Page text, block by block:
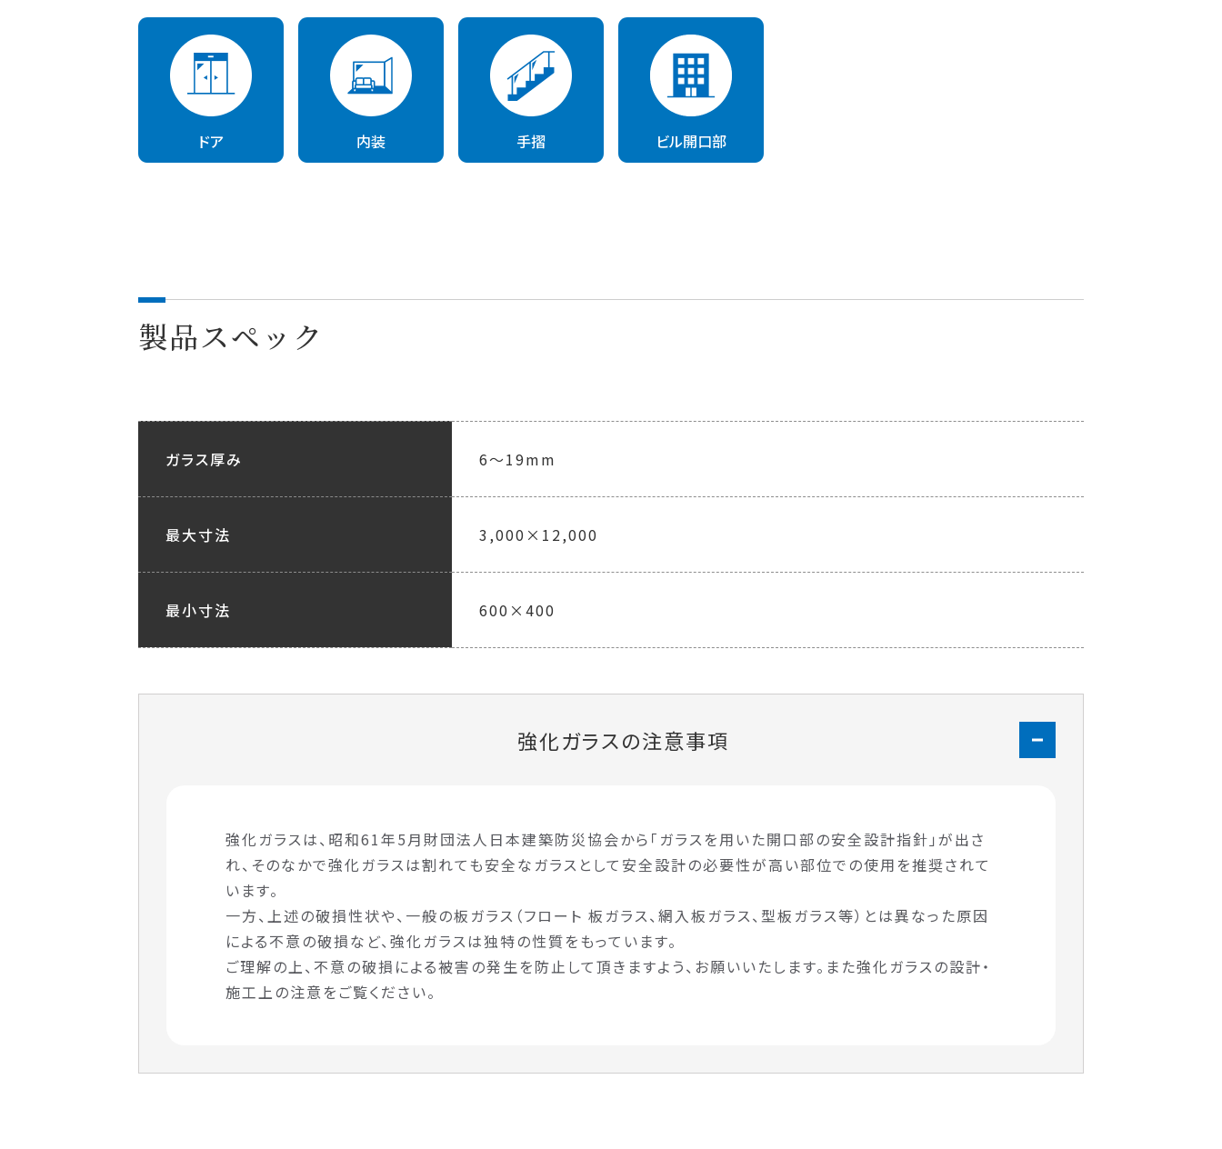
ドア 内装 手摺 ビル開口部
製品スペック
ガラス厚み 6～19mm
最大寸法 3,000×12,000
最小寸法 600×400
強化ガラスの注意事項
強化ガラスは、昭和61年5月財団法人日本建築防災協会から「ガラスを用いた開口部の安全設計指針」が出さ
れ、そのなかで強化ガラスは割れても安全なガラスとして安全設計の必要性が高い部位での使用を推奨されて
います。
一方、上述の破損性状や、一般の板ガラス（フロート 板ガラス、網入板ガラス、型板ガラス等）とは異なった原因
による不意の破損など、強化ガラスは独特の性質をもっています。
ご理解の上、不意の破損による被害の発生を防止して頂きますよう、お願いいたします。また強化ガラスの設計・
施工上の注意をご覧ください。